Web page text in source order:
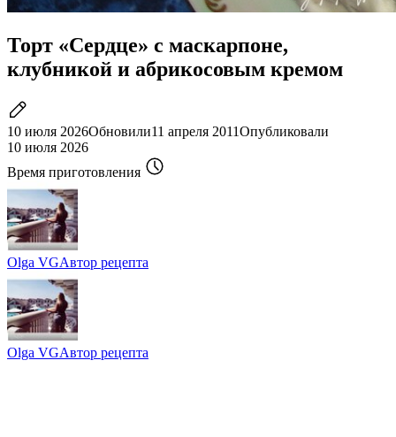
Торт «Сердце» с маскарпоне,
клубникой и абрикосовым кремом
10 июля 2026Обновили11 апреля 2011Опубликовали
10 июля 2026
Время приготовления
Olga VGАвтор рецепта
Olga VGАвтор рецепта